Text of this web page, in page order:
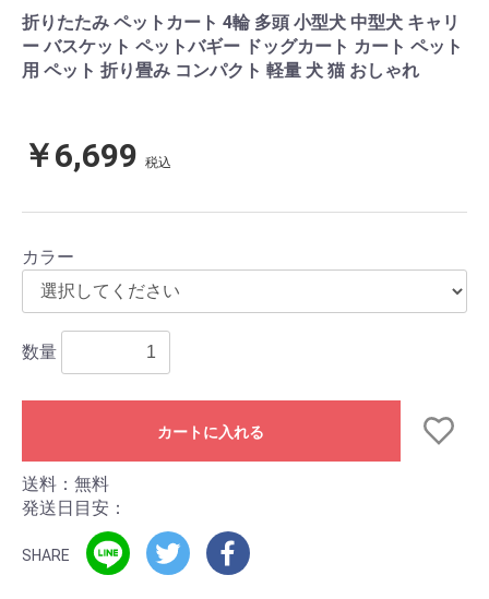
折りたたみ ペットカート 4輪 多頭 小型犬 中型犬 キャリ
ー バスケット ペットバギー ドッグカート カート ペット
用 ペット 折り畳み コンパクト 軽量 犬 猫 おしゃれ
￥6,699 税込
カラー
数量
カートに入れる
送料：無料
発送日目安：
SHARE